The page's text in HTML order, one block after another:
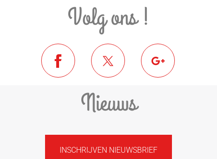
Volg ons !
Nieuws
INSCHRIJVEN NIEUWSBRIEF